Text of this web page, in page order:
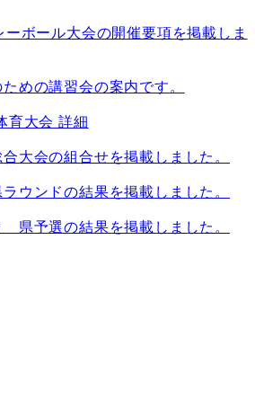
ボール大会の開催要項を掲載しま
めの講習会の案内です。
育大会 詳細
大会の組合せを掲載しました。
ウンドの結果を掲載しました。
県予選の結果を掲載しました。